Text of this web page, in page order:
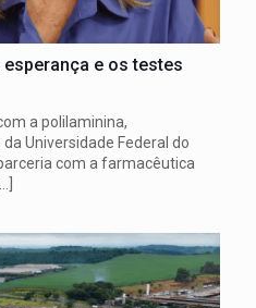
e os testes
a polilaminina,
Universidade Federal do
com a farmacêutica